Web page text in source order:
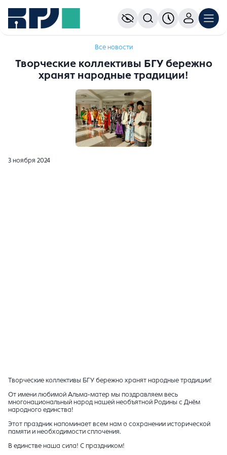
Все новости
Творческие коллективы БГУ бережно
хранят народные традиции!
3 ноября 2024
Творческие коллективы БГУ бережно хранят народные традиции!
От имени любимой Альма-матер мы поздравляем весь
многонациональный народ нашей необъятной Родины с Днём
народного единства!
Этот праздник напоминает всем нам о сохранении исторической
памяти и необходимости сплочения.
В единстве наша сила! С праздником!